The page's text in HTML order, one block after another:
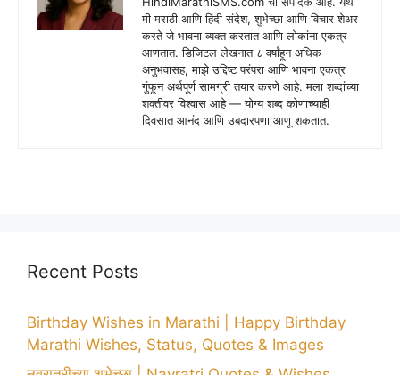
मी मराठी आणि हिंदी संदेश, शुभेच्छा आणि विचार शेअर
करते जे भावना व्यक्त करतात आणि लोकांना एकत्र
आणतात. डिजिटल लेखनात ८ वर्षांहून अधिक
अनुभवासह, माझे उद्दिष्ट परंपरा आणि भावना एकत्र
गुंफून अर्थपूर्ण सामग्री तयार करणे आहे. मला शब्दांच्या
शक्तीवर विश्वास आहे — योग्य शब्द कोणाच्याही
दिवसात आनंद आणि उबदारपणा आणू शकतात.
Recent Posts
Birthday Wishes in Marathi | Happy Birthday
Marathi Wishes, Status, Quotes & Images